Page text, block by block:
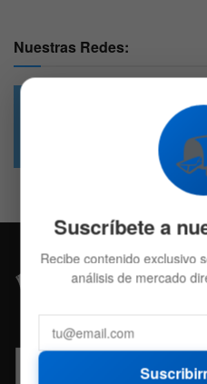
Nuestras Redes:
Suscríbete a
Recibe contenido exclusivo
análisis de mercado